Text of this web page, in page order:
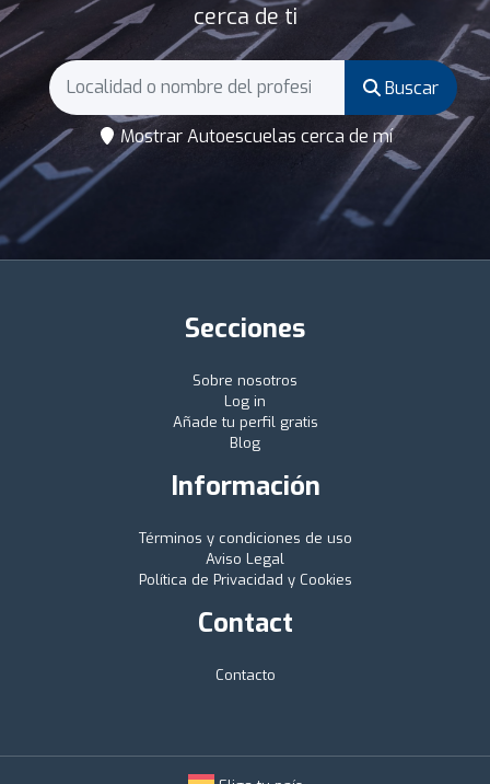
cerca de ti
Buscar
Mostrar Autoescuelas cerca de mí
Secciones
Sobre nosotros
Log in
Añade tu perfil gratis
Blog
Información
Términos y condiciones de uso
Aviso Legal
Política de Privacidad y Cookies
Contact
Contacto